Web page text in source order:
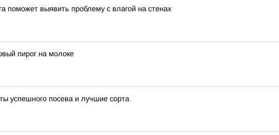
поможет выявить проблему с влагой на стенах
пирог на молоке
успешного посева и лучшие сорта